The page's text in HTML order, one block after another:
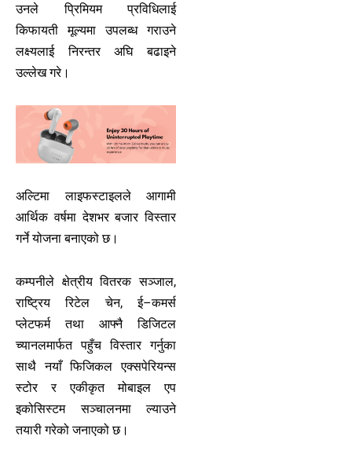
उनले प्रिमियम प्रविधिलाई
किफायती मूल्यमा उपलब्ध गराउने
लक्ष्यलाई निरन्तर अघि बढाइने
उल्लेख गरे।
अल्टिमा लाइफस्टाइलले आगामी
आर्थिक वर्षमा देशभर बजार विस्तार
गर्ने योजना बनाएको छ।
कम्पनीले क्षेत्रीय वितरक सञ्जाल,
राष्ट्रिय रिटेल चेन, ई–कमर्स
प्लेटफर्म तथा आफ्नै डिजिटल
च्यानलमार्फत पहुँच विस्तार गर्नुका
साथै नयाँ फिजिकल एक्सपेरियन्स
स्टोर र एकीकृत मोबाइल एप
इकोसिस्टम सञ्चालनमा ल्याउने
तयारी गरेको जनाएको छ।